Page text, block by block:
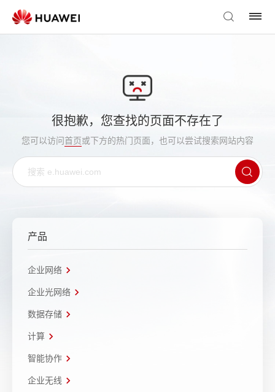
很抱歉，您查找的页面不存在了
您可以访问首页或下方的热门页面，也可以尝试搜索网站内容
产品
企业网络
企业光网络
数据存储
计算
智能协作
企业无线